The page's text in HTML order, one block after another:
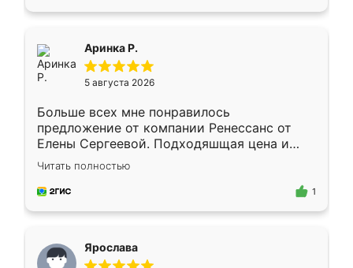
Аринка Р.
5 августа 2026
Больше всех мне понравилось
предложение от компании Ренессанс от
Елены Сергеевой. Подходяшщая цена и
короткие сроки изготовления. Приехавший
для замера сотрудник Владислав
предложил по моему эскизу самый
Читать полностью
1
Ярослава